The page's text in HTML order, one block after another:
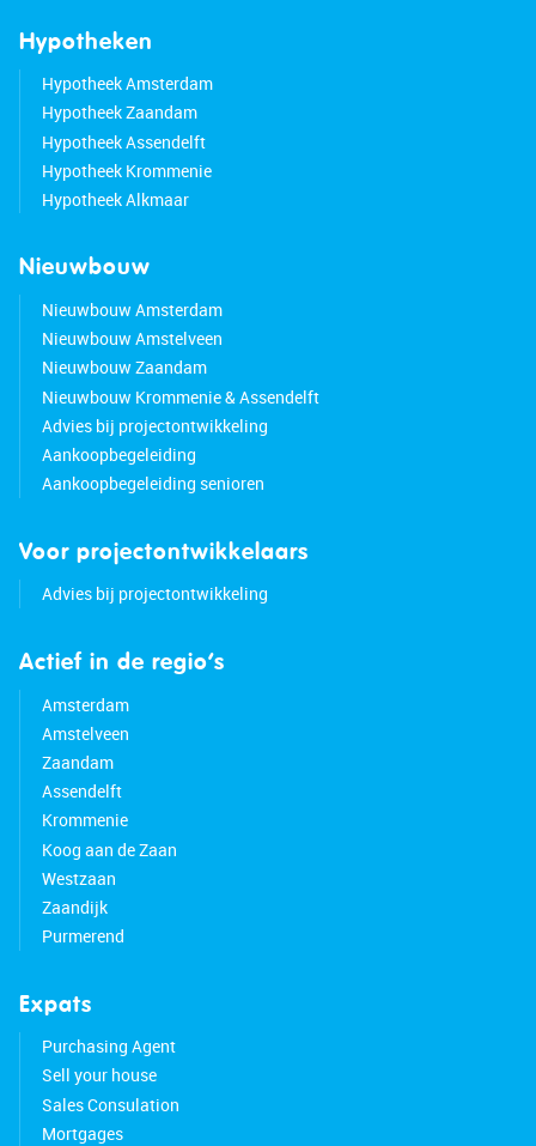
Good to know:
family home
• Three spacious bedrooms and large roof terrace
• Well-insulated. Energy label: A
• Honeywell ecosystem (for takeover)
• Childcare, schools and supermarket within
• Good public transport
• Good access to main roads
• The property is charged with ground lease,
bought off until 01-09-2056
Hypotheken
Hypotheek Amsterdam
Hypotheek Zaandam
Hypotheek Assendelft
Hypotheek Krommenie
Hypotheek Alkmaar
Nieuwbouw
Nieuwbouw Amsterdam
Nieuwbouw Amstelveen
Nieuwbouw Zaandam
Nieuwbouw Krommenie & Assendelft
Advies bij projectontwikkeling
Aankoopbegeleiding
Aankoopbegeleiding senioren
Voor projectontwikkelaars
Advies bij projectontwikkeling
Actief in de regio’s
Amsterdam
Amstelveen
Zaandam
Assendelft
Krommenie
Koog aan de Zaan
Westzaan
Zaandijk
Purmerend
Expats
Purchasing Agent
Sell your house
Sales Consulation
Mortgages